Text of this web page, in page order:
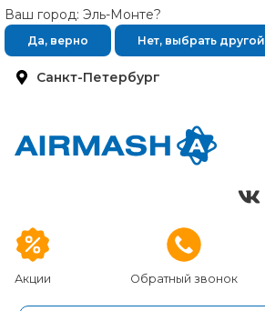
Санкт-Петербург
Ваш город: Эль-Монте?
Да, верно Нет, выбрать другой
Акции Обратный звонок